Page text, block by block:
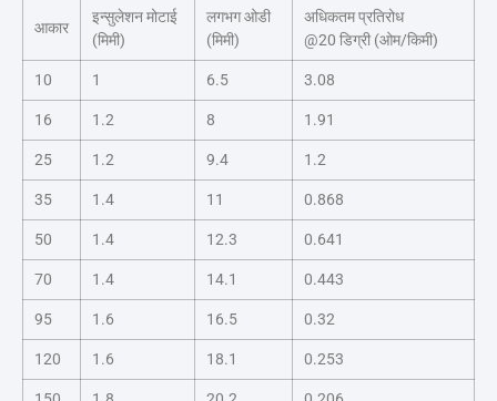
आकार
इन्सुलेशन मोटाई
(मिमी)
लगभग ओडी
(मिमी)
अधिकतम प्रतिरोध
@20 डिग्री (ओम/किमी)
10 1 6.5 3.08
16 1.2 8 1.91
25 1.2 9.4 1.2
35 1.4 11 0.868
50 1.4 12.3 0.641
70 1.4 14.1 0.443
95 1.6 16.5 0.32
120 1.6 18.1 0.253